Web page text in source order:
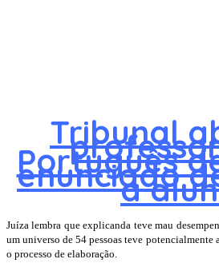
Tribunal
Português
enunciado
a
Juíza lembra que explicanda teve mau
um universo de 54 pessoas teve potencialmente
o processo de elaboração.